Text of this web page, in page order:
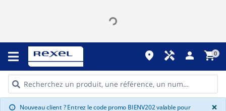
place handyman person shopping_cart0
info Nouveau client ? Entrez le code promo BIENV202 valable pour
×